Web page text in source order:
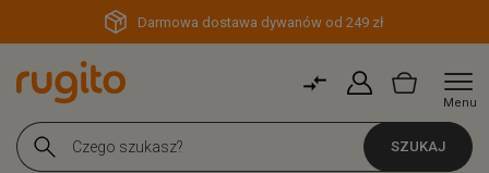
Darmowa dostawa dywanów od 249 zł
Menu
SZUKAJ